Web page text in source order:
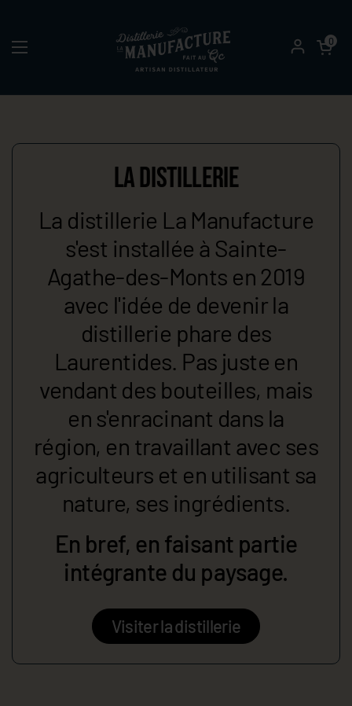
Ouvrir le menu
Ouvrir le
0
LA DISTILLERIE
La distillerie La Manufacture
s'est installée à Sainte-
Agathe-des-Monts en 2019
avec l'idée de devenir la
distillerie phare des
Laurentides. Pas juste en
vendant des bouteilles, mais
en s'enracinant dans la
région, en travaillant avec ses
agriculteurs et en utilisant sa
nature, ses ingrédients.
En bref, en faisant partie
intégrante du paysage.
Visiter la distillerie